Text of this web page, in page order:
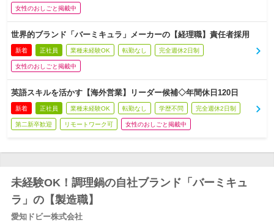
女性のおしごと掲載中
世界的ブランド「バーミキュラ」メーカーの【経理職】責任者採用
新着 正社員 業種未経験OK 転勤なし 完全週休2日制
女性のおしごと掲載中
英語スキルを活かす【海外営業】リーダー候補◇年間休日120日
新着 正社員 業種未経験OK 転勤なし 学歴不問 完全週休2日制
第二新卒歓迎 リモートワーク可 女性のおしごと掲載中
未経験OK！調理鍋の自社ブランド「バーミキュ
ラ」の【製造職】
愛知ドビー株式会社